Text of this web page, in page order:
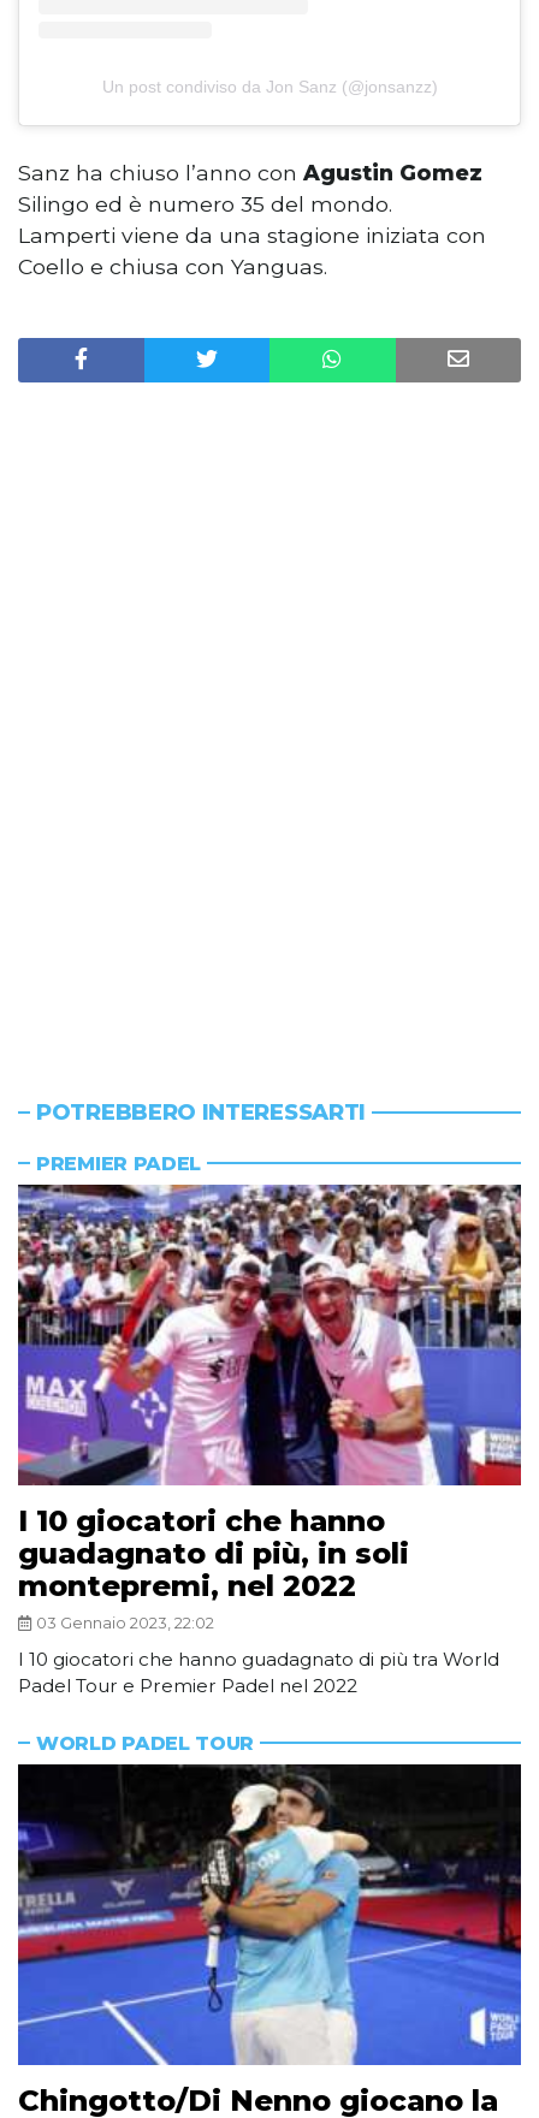
Un post condiviso da Jon Sanz (@jonsanzz)
Sanz ha chiuso l’anno con Agustin Gomez
Silingo ed è numero 35 del mondo.
Lamperti viene da una stagione iniziata con
Coello e chiusa con Yanguas.
POTREBBERO INTERESSARTI
PREMIER PADEL
I 10 giocatori che hanno
guadagnato di più, in soli
montepremi, nel 2022
03 Gennaio 2023, 22:02
I 10 giocatori che hanno guadagnato di più tra World
Padel Tour e Premier Padel nel 2022
WORLD PADEL TOUR
Chingotto/Di Nenno giocano la